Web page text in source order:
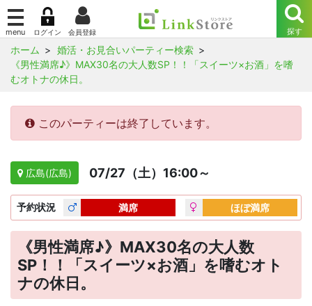
ホーム
婚活・お見合いパーティー検索
《男性満席♪》MAX30名の大人数SP！！「スイーツ×お酒」を嗜
むオトナの休日。
このパーティーは終了しています。
広島(広島) 07/27（土）16:00～
予約状況 満席 ほぼ満席
《男性満席♪》MAX30名の大人数
SP！！「スイーツ×お酒」を嗜むオト
ナの休日。